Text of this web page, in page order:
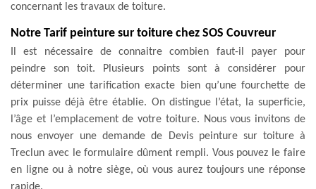
concernant les travaux de toiture.
Notre Tarif peinture sur toiture chez SOS Couvreur
Il est nécessaire de connaitre combien faut-il payer pour
peindre son toit. Plusieurs points sont à considérer pour
déterminer une tarification exacte bien qu’une fourchette de
prix puisse déjà être établie. On distingue l’état, la superficie,
l’âge et l’emplacement de votre toiture. Nous vous invitons de
nous envoyer une demande de Devis peinture sur toiture à
Treclun avec le formulaire dûment rempli. Vous pouvez le faire
en ligne ou à notre siège, où vous aurez toujours une réponse
rapide.